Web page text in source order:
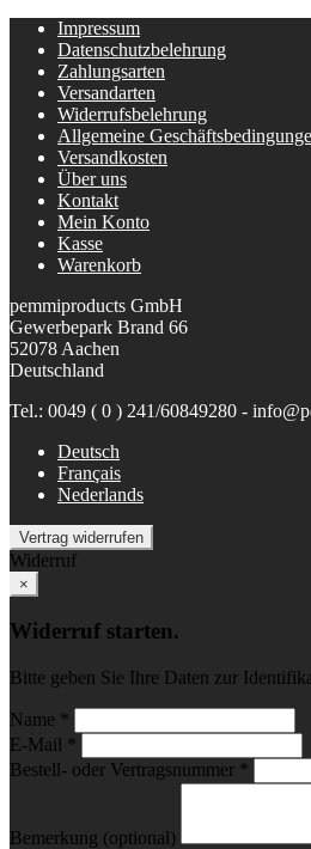
Impressum
Datenschutzbelehrung
Zahlungsarten
Versandarten
Widerrufsbelehrung
Allgemeine
Versandkosten
Über uns
Kontakt
Mein Konto
Kasse
Warenkorb
pemmiproducts GmbH
Gewerbepark Brand 66
52078 Aachen
Deutschland
Tel.: 0049 ( 0 ) 241/60849280 -
Deutsch
Français
Nederlands
Vertrag widerrufen
Widerruf
×
Widerruf starten.
Bitte geben Sie Ihre Daten zur
Name *
E-Mail *
Bestell- oder Vertragsnummer *
Bemerkung (optional)